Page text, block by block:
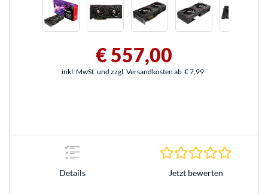
€ 557,00
inkl. MwSt. und zzgl. Versandkosten ab € 7,99
Details Jetzt bewerten